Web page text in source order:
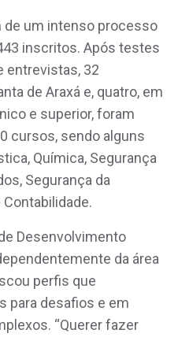
de um intenso processo
inscritos. Após testes
entrevistas, 32
de Araxá e, quatro, em
e superior, foram
cursos, sendo alguns
Química, Segurança
Segurança da
Desenvolvimento
da área
perfis que
para desafios e em
“Querer fazer